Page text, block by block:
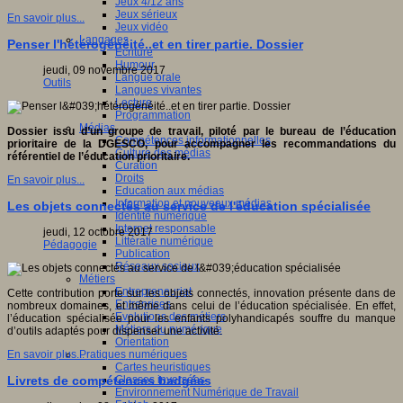
Jeux sérieux
Jeux vidéo
Langages
Ecriture
Humour
Langue orale
Langues vivantes
Lecture
Programmation
Médias
Compétences informationnelles
Culture des médias
Curation
Droits
Education aux médias
Information et nouveaux médias
Identité numérique
Internet responsable
Littératie numérique
Publication
Réseaux sociaux
Métiers
Entrepreneuriat
Entreprises
Evolutions des métiers
Métiers du numérique
Orientation
Pratiques numériques
Cartes heuristiques
Classes inversées
Environnement Numérique de Travail
En savoir plus...
Penser l'hétérogénéité..et en tirer partie. Dossier
jeudi, 09 novembre 2017
Outils
Dossier issu d’un groupe de travail, piloté par le bureau de l’éducation
prioritaire de la DGESCO, pour accompagner les recommandations du
référentiel de l’éducation prioritaire.
En savoir plus...
Les objets connectés au service de l'éducation spécialisée
jeudi, 12 octobre 2017
Pédagogie
Cette contribution porte sur les objets connectés, innovation présente dans de
nombreux domaines, et même dans celui de l’éducation spécialisée. En effet,
l’éducation spécialisée pour les enfants polyhandicapés souffre du manque
d’outils adaptés pour dispenser une activité.
En savoir plus...
Livrets de compétences badgées